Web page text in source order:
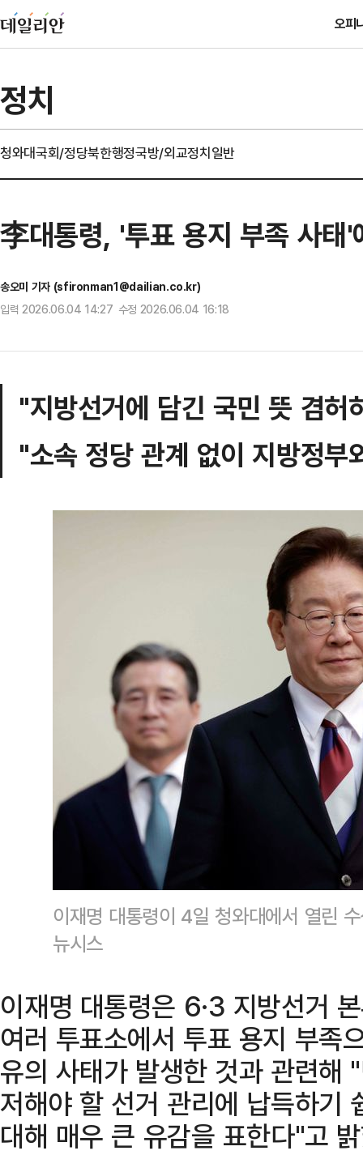
오피
정치
청와대국회/정당북한행정국방/외교정치일반
李대통령, '투표 용지 부족 사
송오미 기자 (sfironman1@dailian.co.kr)
입력 2026.06.04 14:27 수정 2026.06.04 16:18
"지방선거에 담긴 국민 뜻 겸허
"소속 정당 관계 없이 지방정부
이재명 대통령이 4일 청와대에서 열린
뉴시스
이재명 대통령은 6·3 지방선거
여러 투표소에서 투표 용지 부족
유의 사태가 발생한 것과 관련해
저해야 할 선거 관리에 납득하기
대해 매우 큰 유감을 표한다"고